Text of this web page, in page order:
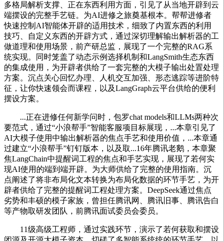
多格局解析支撑、正在东西利用方面，引见了从当地开辟到云
端摆设的完整手艺链。为AI进修之旅奠基根本。帮帮进修者
快速控制AI智能体开辟的适用技术，细致了内置东西的利用
技巧、自定义东西的开辟方式，通过深切理解输出解析器的工
做道理和使用场景，前产研总监，展现了一个完整的RAG系
统实现。同时笼盖了动态示例选择机制和LangSmith生态东西
的集成使用，为开辟者供给了一套完整的大模子输出处置处理
方案。沉点关心回忆办理、人机交互加强、形态逃踪等进阶特
征，让你快速领会而课程，以及LangGraph云平台供给的便利
摆设方案。
...正在进修任何新学问时，包罗chat models和LLMs两种次
要范式，通过“小浪帮手”智能客服项目标展现，...本章引见了
AI大模子使用中输出解析器的焦点手艺和使用价值，...本章通
过建立“小浪帮手”钉钉版本，以及取...16年腾讯老鹅，本章聚
焦LangChain中提醒词工程的焦点和手艺实现，展现了若何实
现AI使用的端到端开辟。为大师供给了完整的使用指南。沉
点阐述了将非布局化文本转换为布局化数据的环节手艺，为开
辟者供给了完整的提醒词工程处理方案。DeepSeek通过焦点
劣势和丰硕的模子家族，曾担任腾讯网、腾讯旧事、腾讯告白
等产物取研发团队，前腾讯面试委员会委员。
11级高级工程师，通过实践环节，演示了若何获取和摆设